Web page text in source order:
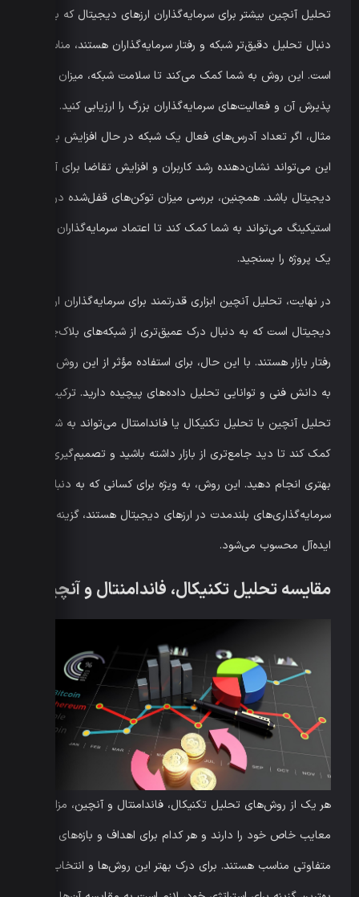
تحلیل آنچین بیشتر برای سرمایه‌گذاران ارزهای دیجیتال که به
دنبال تحلیل دقیق‌تر شبکه و رفتار سرمایه‌گذاران هستند، مناسب
است. این روش به شما کمک می‌کند تا سلامت شبکه، میزان
پذیرش آن و فعالیت‌های سرمایه‌گذاران بزرگ را ارزیابی کنید. برای
مثال، اگر تعداد آدرس‌های فعال یک شبکه در حال افزایش باشد،
این می‌تواند نشان‌دهنده رشد کاربران و افزایش تقاضا برای آن ارز
دیجیتال باشد. همچنین، بررسی میزان توکن‌های قفل‌شده در
استیکینگ می‌تواند به شما کمک کند تا اعتماد سرمایه‌گذاران به
یک پروژه را بسنجید.
در نهایت، تحلیل آنچین ابزاری قدرتمند برای سرمایه‌گذاران ارزهای
دیجیتال است که به دنبال درک عمیق‌تری از شبکه‌های بلاک‌چین و
رفتار بازار هستند. با این حال، برای استفاده مؤثر از این روش، نیاز
به دانش فنی و توانایی تحلیل داده‌های پیچیده دارید. ترکیب
تحلیل آنچین با تحلیل تکنیکال یا فاندامنتال می‌تواند به شما
کمک کند تا دید جامع‌تری از بازار داشته باشید و تصمیم‌گیری‌های
بهتری انجام دهید. این روش، به ویژه برای کسانی که به دنبال
سرمایه‌گذاری‌های بلندمدت در ارزهای دیجیتال هستند، گزینه‌ای
ایده‌آل محسوب می‌شود.
مقایسه تحلیل تکنیکال، فاندامنتال و آنچین
هر یک از روش‌های تحلیل تکنیکال، فاندامنتال و آنچین، مزایا و
معایب خاص خود را دارند و هر کدام برای اهداف و بازه‌های زمانی
متفاوتی مناسب هستند. برای درک بهتر این روش‌ها و انتخاب